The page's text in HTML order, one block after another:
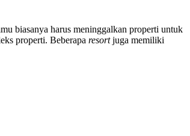
biasanya harus meninggalkan properti untuk
properti. Beberapa resortjuga memiliki